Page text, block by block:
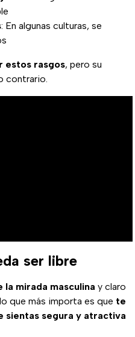
: En algunas culturas, se
estos rasgos, pero su
contrario.
ser libre
la mirada masculina y claro
que más importa es que te
sientas segura y atractiva